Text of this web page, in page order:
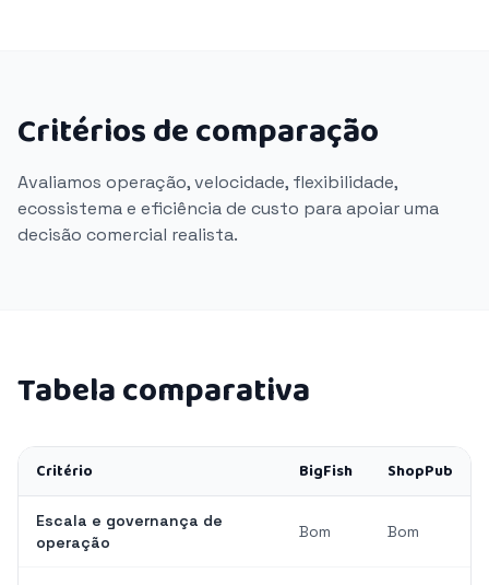
Critérios de comparação
Avaliamos operação, velocidade, flexibilidade,
ecossistema e eficiência de custo para apoiar uma
decisão comercial realista.
Tabela comparativa
Critério BigFish ShopPub
Escala e governança de
operação
Bom Bom